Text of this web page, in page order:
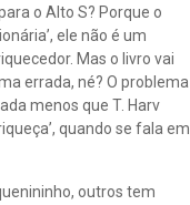
o Alto S? Porque o
ele não é um
Mas o livro vai
errada, né? O problema
menos que T. Harv
quando se fala em
outros tem